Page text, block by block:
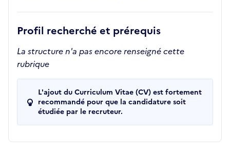
Profil recherché et prérequis
La structure n'a pas encore renseigné cette
rubrique
L'ajout du Curriculum Vitae (CV) est fortement
recommandé pour que la candidature soit
étudiée par le recruteur.